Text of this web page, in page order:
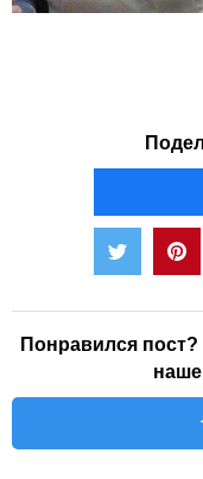
Понравился